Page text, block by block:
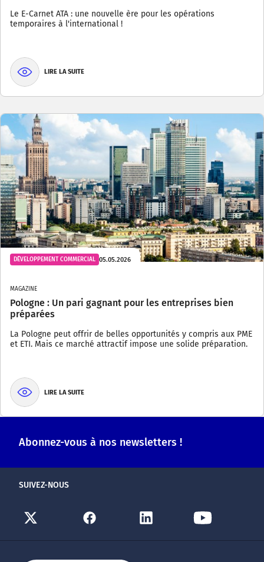
Le E-Carnet ATA : une nouvelle ère pour les opérations
temporaires à l'international !
LIRE LA SUITE
DÉVELOPPEMENT COMMERCIAL 05.05.2026
MAGAZINE
Pologne : Un pari gagnant pour les entreprises bien
préparées
La Pologne peut offrir de belles opportunités y compris aux PME
et ETI. Mais ce marché attractif impose une solide préparation.
LIRE LA SUITE
Abonnez-vous à nos newsletters !
SUIVEZ-NOUS